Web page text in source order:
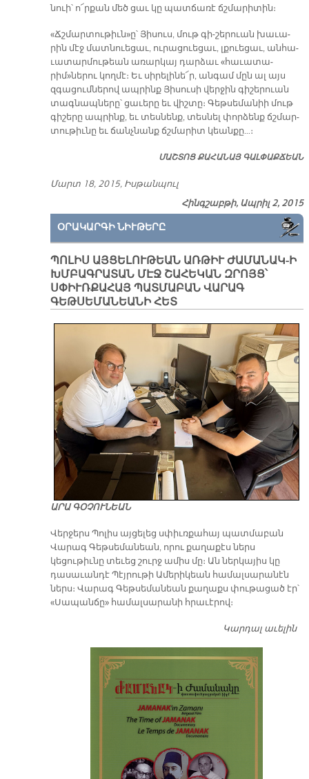
նուի՝ ո՜ր­քան մեծ ցաւ կը պատ­ճա­ռէ ճշմա­րի­տին։
«Ճշմար­տու­թիւն»ը՝ Յի­սուս, մութ գի-­շե­րուան խա­ւա­
րին մէջ մատ­նուե­ցաւ, ու­րացուե­ցաւ, լքուե­ցաւ, ան­հա­
ւա­տար­մու­թեան ա­ռար­կայ դար­ձաւ «հա­ւա­տա­
րիմ»նե­րու կող­մէ։ Եւ սի­րե­լի­նե՜ր, ան­գամ մըն ալ այս
զգա­ցում­նե­րով ապ­րինք Յի­սու­սի վեր­ջին գի­շե­րուան
տագ­նապ­նե­րը՝ ցա­ւե­րը եւ վիշ­տը։ Գեթ­սե­մա­նիի մութ
գի­շե­րը ապ­րինք, եւ տես­նենք, տես­նել փոր­ձենք ճշմար­
տու­թիւ­նը եւ ճանչ­նանք ճշմա­րիտ կեան­քը…։
ՄԱՇ­ՏՈՑ ՔԱ­ՀԱ­ՆԱՅ ԳԱԼ­ՓԱՔ­ՃԵԱՆ
Մարտ 18, 2015, Իս­թան­պուլ
Հինգշաբթի, Ապրիլ 2, 2015
ՕՐԱԿԱՐԳԻ ՆԻՒԹԵՐԸ
ՊՈԼԻՍ ԱՅՑԵԼՈՒԹԵԱՆ ԱՌԹԻՒ ԺԱՄԱՆԱԿ-Ի
ԽՄԲԱԳՐԱՏԱՆ ՄԷՋ ՇԱՀԵԿԱՆ ԶՐՈՅՑ՝
ՍՓԻՒՌՔԱՀԱՅ ՊԱՏՄԱԲԱՆ ՎԱՐԱԳ
ԳԵԹՍԵՄԱՆԵԱՆԻ ՀԵՏ
ԱՐԱ ԳՕՉՈՒՆԵԱՆ
Վերջերս Պոլիս այցելեց սփիւռքահայ պատմաբան
Վարագ Գեթսեմանեան, որու քաղաքէս ներս
կեցութիւնը տեւեց շուրջ ամիս մը։ Ան ներկայիս կը
դասաւանդէ Պէյրութի Ամերիկեան համալսարանէն
ներս։ Վարագ Գեթսեմանեան քաղաքս փութացած էր՝
«Սապանճը» համալսարանի հրաւէրով։
Կարդալ աւելին